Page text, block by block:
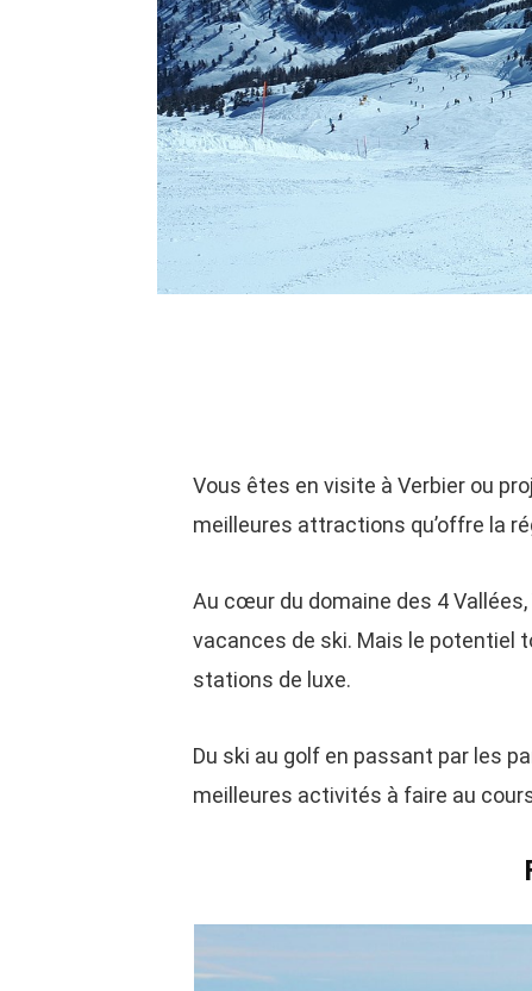
Vous êtes en visite à Verbier ou
meilleures attractions qu’offre la
Au cœur du domaine des 4
vacances de ski. Mais le potentiel
stations de luxe.
Du ski au golf en passant par les
meilleures activités à faire au